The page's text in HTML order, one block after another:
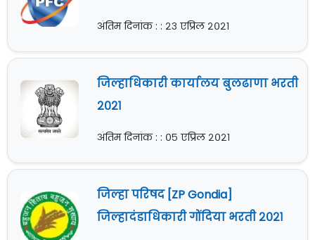
अंतिम दिनांक : : २३ एप्रिल २०२१
जिल्हाधिकारी कार्यालय बुलढाणा भरती
२०२१
अंतिम दिनांक : : ०५ एप्रिल २०२१
जिल्हा परिषद [ZP Gondia]
जिल्हादंडाधिकारी गोंदिया भरती २०२१